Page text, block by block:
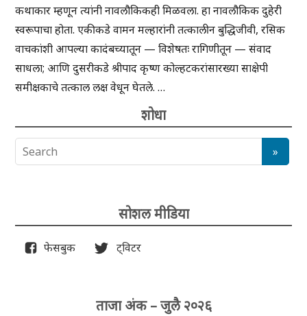
कथाकार म्हणून त्यांनी नावलौकिकही मिळवला. हा नावलौकिक दुहेरी
स्वरूपाचा होता. एकीकडे वामन मल्हारांनी तत्कालीन बुद्धिजीवी, रसिक
वाचकांशी आपल्या कादंबच्यातून — विशेषतः रागिणीतून — संवाद
साधला; आणि दुसरीकडे श्रीपाद कृष्ण कोल्हटकरांसारख्या साक्षेपी
समीक्षकाचे तत्काल लक्ष वेधून घेतले. …
शोधा
सोशल मीडिया
फेसबुक ट्विटर
ताजा अंक – जुलै २०२६